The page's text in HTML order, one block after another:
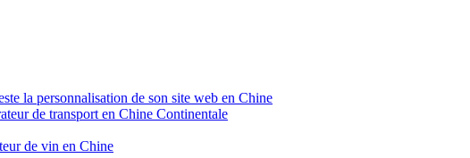
la personnalisation de son site web en Chine
de transport en Chine Continentale
de vin en Chine